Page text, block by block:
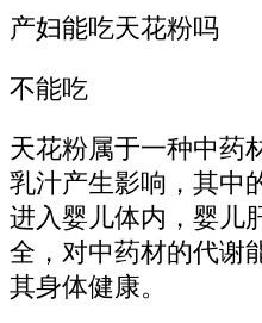
产妇能吃天花粉吗
不能吃
天花粉属于一种中药
乳汁产生影响，其中
进入婴儿体内，婴儿
全，对中药材的代谢
其身体健康。